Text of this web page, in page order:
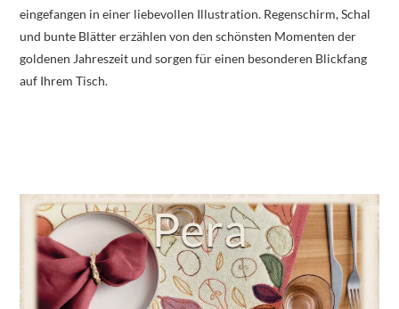
eingefangen in einer liebevollen Illustration. Regenschirm, Schal
und bunte Blätter erzählen von den schönsten Momenten der
goldenen Jahreszeit und sorgen für einen besonderen Blickfang
auf Ihrem Tisch.